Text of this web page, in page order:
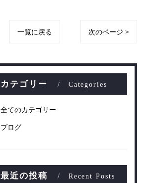
一覧に戻る 次のページ >
カテゴリー Categories
全てのカテゴリー
ブログ
最近の投稿 Recent Posts